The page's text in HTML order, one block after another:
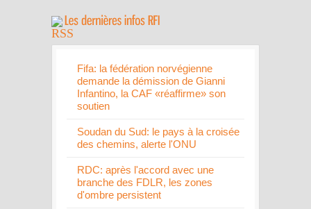
Fifa: la fédération norvégienne
demande la démission de Gianni
Infantino, la CAF «réaffirme» son
soutien
Soudan du Sud: le pays à la croisée
des chemins, alerte l'ONU
RDC: après l'accord avec une
branche des FDLR, les zones
d'ombre persistent